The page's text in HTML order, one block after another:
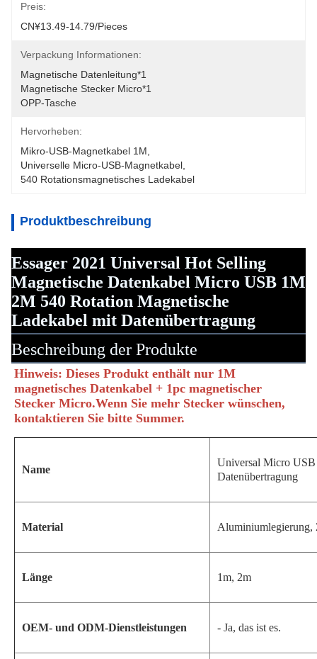
Preis:
CN¥13.49-14.79/pieces
Verpackung Informationen:
Magnetische Datenleitung*1
Magnetische Stecker Micro*1
OPP-Tasche
Hervorheben:
Mikro-USB-Magnetkabel 1M
Universelle Micro-USB-Magnetkabel
540 Rotationsmagnetisches Ladekabel
Produktbeschreibung
Essager 2021 Universal Hot Selling
Magnetische Datenkabel Micro USB 1M
2M 540 Rotation Magnetische
Ladekabel mit Datenübertragung
Beschreibung der Produkte
Hinweis: Dieses Produkt enthält nur 1M
magnetisches Datenkabel + 1pc magnetischer
Stecker Micro.Wenn Sie mehr Stecker wünschen,
kontaktieren Sie bitte Summer.
Name
Universal Micro
Datenübertragung
Material
Länge 1m, 2m
OEM- und ODM-Dienstleistungen - Ja, das ist es.